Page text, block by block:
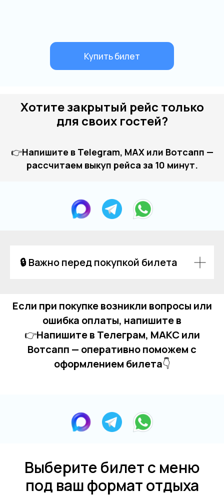
Хотите закрытый рейс только
для своих гостей?
👉Напишите в Telegram, MAX или Вотсапп —
рассчитаем выкуп рейса за 10 минут.
🔒 Важно перед покупкой билета
Если при покупке возникли вопросы или
ошибка оплаты, напишите в
👉Напишите в Телеграм, MAКС или
Вотсапп — оперативно поможем с
оформлением билета👇
Выберите билет с меню
под ваш формат отдыха